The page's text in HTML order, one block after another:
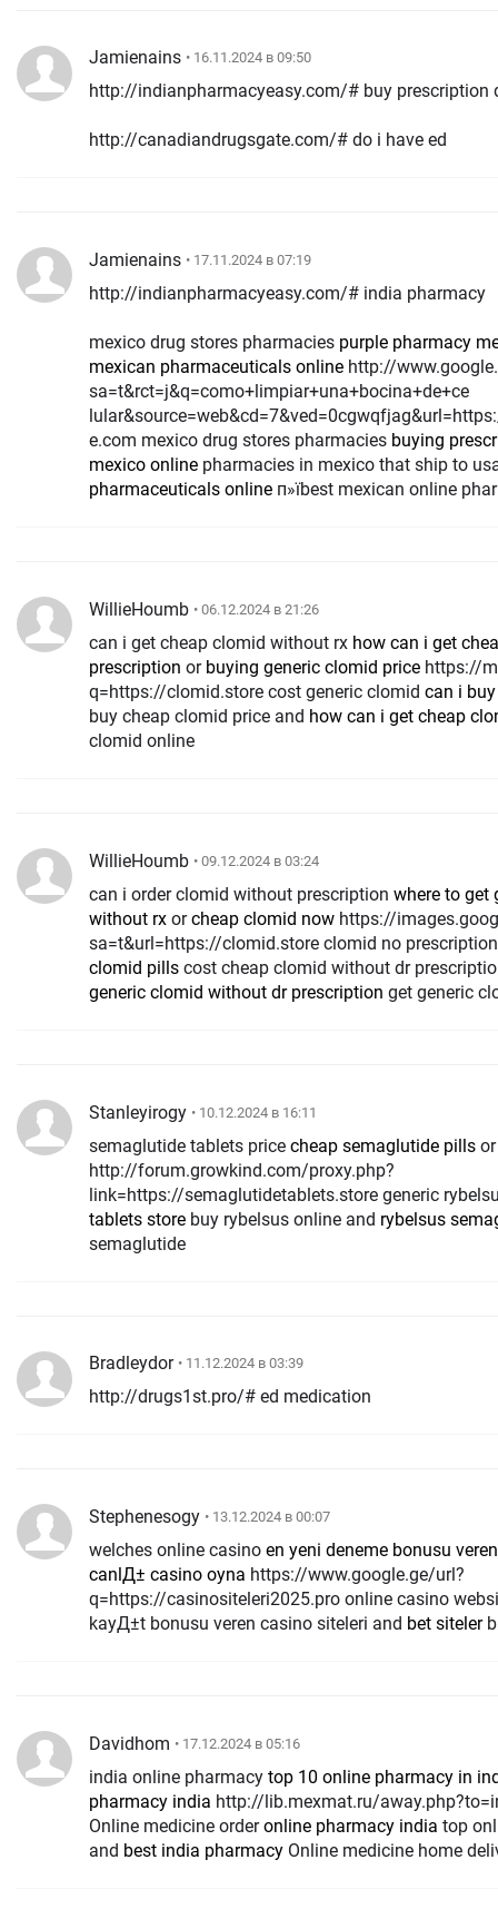
Jamienains • 16.11.2024 в 09:50
http://indianpharmacyeasy.com/# buy prescription
http://canadiandrugsgate.com/# do i have ed
Jamienains • 17.11.2024 в 07:19
http://indianpharmacyeasy.com/# india pharmacy
mexico drug stores pharmacies purple pharmacy
mexican pharmaceuticals online
sa=t&rct=j&q=como+limpiar+una+bocina+de+ce
e.com mexico drug stores pharmacies buying
mexico online pharmacies in mexico that ship to
pharmaceuticals online п»їbest mexican online
WillieHoumb • 06.12.2024 в 21:26
can i get cheap clomid without rx how can i get
prescription or buying generic clomid price
q=https://clomid.store cost generic clomid can i
buy cheap clomid price and how can i get cheap
clomid online
WillieHoumb • 09.12.2024 в 03:24
can i order clomid without prescription where to get
without rx orcheap clomid now
sa=t&url=https://clomid.store clomid no
clomid pills cost cheap clomid without dr
generic clomid without dr prescription get generic
Stanleyirogy • 10.12.2024 в 16:11
semaglutide tablets price cheap semaglutide pills
http://forum.growkind.com/proxy.php?
link=https://semaglutidetablets.store generic
tablets store buy rybelsus online and rybelsus
semaglutide
Bradleydor • 11.12.2024 в 03:39
http://drugs1st.pro/# ed medication
Stephenesogy • 13.12.2024 в 00:07
welches online casino en yeni deneme bonusu
canlД± casino oyna
q=https://casinositeleri2025.pro online casino
kayД±t bonusu veren casino siteleri and bet siteler
Davidhom • 17.12.2024 в 05:16
india online pharmacy top 10 online pharmacy in
pharmacy india
Online medicine orderonline pharmacy india top
and best india pharmacy Online medicine home